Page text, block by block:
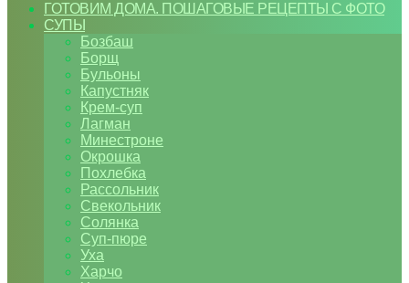
ГОТОВИМ ДОМА. ПОШАГОВЫЕ РЕЦЕПТЫ С ФОТО
СУПЫ
Бозбаш
Борщ
Бульоны
Капустняк
Крем-суп
Лагман
Минестроне
Окрошка
Похлебка
Рассольник
Свекольник
Солянка
Суп-пюре
Уха
Харчо